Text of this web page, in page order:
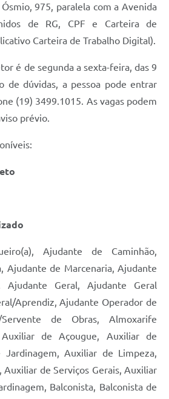
Pública
975, paralela com a Avenida
de RG, CPF e Carteira de
Carteira de Trabalho Digital).
é de segunda a sexta-feira, das 9
de dúvidas, a pessoa pode entrar
(19) 3499.1015. As vagas podem
prévio.
Ajudante de Caminhão,
Ajudante de Marcenaria, Ajudante
Ajudante Geral, Ajudante Geral
Aprendiz, Ajudante Operador de
Servente de Obras, Almoxarife
de Açougue, Auxiliar de
Jardinagem, Auxiliar de Limpeza,
Auxiliar de Serviços Gerais, Auxiliar
Balconista, Balconista de